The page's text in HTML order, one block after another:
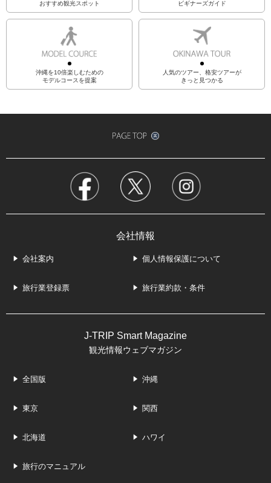
おすすめ観光スポット
ビギナーズガイド
沖縄を10倍楽しむための
モデルコースを提案
人気のツアー、格安ツアーが
きっと見つかる
会社情報
会社案内 個人情報保護について
旅行業登録票 旅行業約款・条件
J-TRIP Smart Magazine
観光情報ウェブマガジン
全国版 沖縄
東京 関西
北海道 ハワイ
旅行のマニュアル